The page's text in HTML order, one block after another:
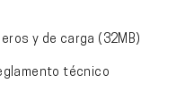
y de carga (32MB)
técnico